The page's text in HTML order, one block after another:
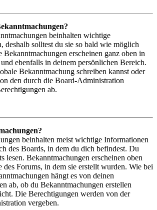
beinhalten wichtige
deshalb solltest du sie so bald wie möglich
Bekanntmachungen erscheinen ganz oben in
ebenfalls in deinem persönlichen Bereich.
Bekanntmachung schreiben kannst oder
den durch die Board-Administration
ab.
beinhalten meist wichtige Informationen
des Boards, in dem du dich befindest. Du
lesen. Bekanntmachungen erscheinen oben
des Forums, in dem sie erstellt wurden. Wie bei
hängt es von deinen
ab, ob du Bekanntmachungen erstellen
Die Berechtigungen werden von der
vergeben.